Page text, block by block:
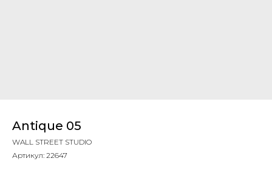
Antique 05
WALL STREET STUDIO
Артикул: 22647